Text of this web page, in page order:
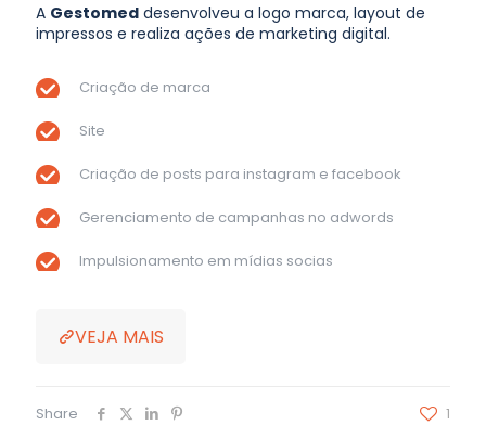
A Gestomed desenvolveu a logo marca, layout de
impressos e realiza ações de marketing digital.
Criação de marca
Site
Criação de posts para instagram e facebook
Gerenciamento de campanhas no adwords
Impulsionamento em mídias socias
VEJA MAIS
Share 1